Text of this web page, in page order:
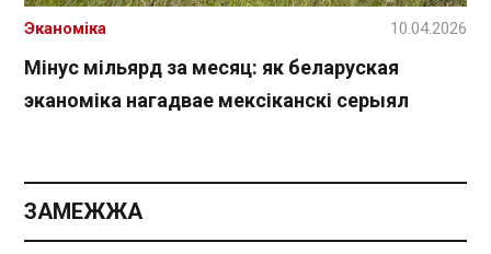
Мінус мільярд за месяц: як беларуская
эканоміка нагадвае мексіканскі серыял
Эканоміка 10.04.2026
ЗАМЕЖЖА